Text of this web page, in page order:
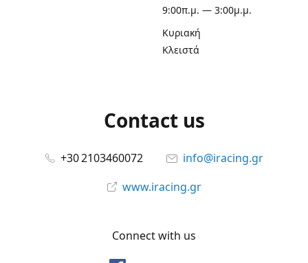
9:00π.μ. — 3:00μ.μ.
Κυριακή
Κλειστά
Contact us
+30 2103460072
info@iracing.gr
www.iracing.gr
Connect with us